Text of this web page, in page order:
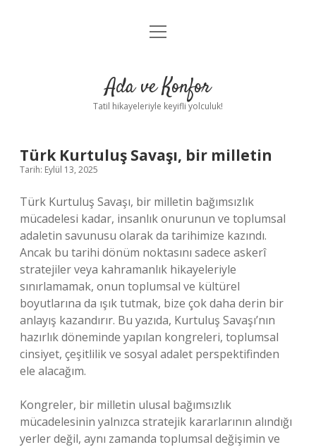
Anasayfa
Yasal Uyarı
menüyü
Ada ve Konfor
Tatil hikayeleriyle keyifli yolculuk!
Türk Kurtuluş Savaşı, bir milletin
Tarih: Eylül 13, 2025
Türk Kurtuluş Savaşı, bir milletin bağımsızlık
mücadelesi kadar, insanlık onurunun ve toplumsal
adaletin savunusu olarak da tarihimize kazındı.
Ancak bu tarihi dönüm noktasını sadece askerî
stratejiler veya kahramanlık hikayeleriyle
sınırlamamak, onun toplumsal ve kültürel
boyutlarına da ışık tutmak, bize çok daha derin bir
anlayış kazandırır. Bu yazıda, Kurtuluş Savaşı’nın
hazırlık döneminde yapılan kongreleri, toplumsal
cinsiyet, çeşitlilik ve sosyal adalet perspektifinden
ele alacağım.
Kongreler, bir milletin ulusal bağımsızlık
mücadelesinin yalnızca stratejik kararlarının alındığı
yerler değil, aynı zamanda toplumsal değişimin ve